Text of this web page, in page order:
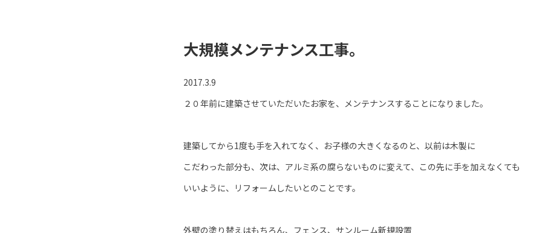
大規模メンテナンス工事。
2017.3.9
２０年前に建築させていただいたお家を、メンテナンスすることになりました。
建築してから1度も手を入れてなく、お子様の大きくなるのと、以前は木製に
こだわった部分も、次は、アルミ系の腐らないものに変えて、この先に手を加えなくても
いいように、リフォームしたいとのことです。
外壁の塗り替えはもちろん、フェンス、サンルーム新規設置